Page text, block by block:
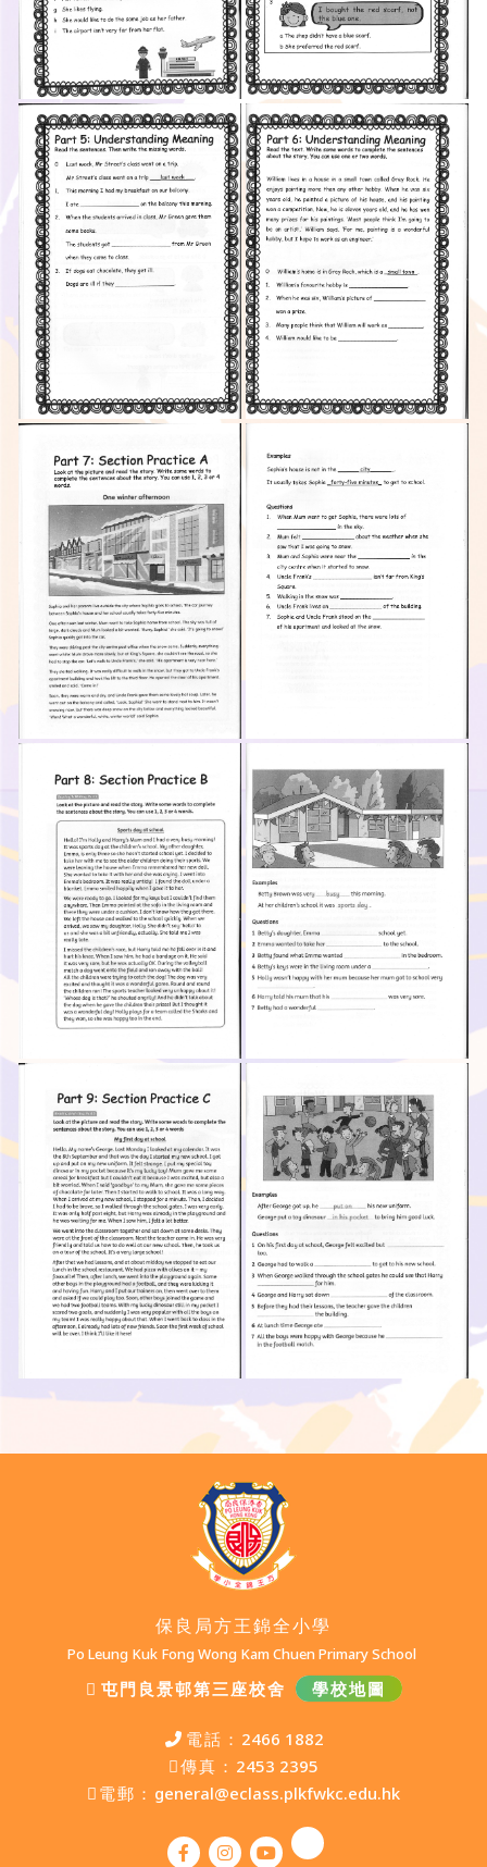
保良局方王錦全小學
Po Leung Kuk Fong Wong Kam Chuen Primary School
屯門良景邨第三座校舍 學校地圖
電話： 2466 1882
傳真： 2453 2395
電郵： general@eclass.plkfwkc.edu.hk